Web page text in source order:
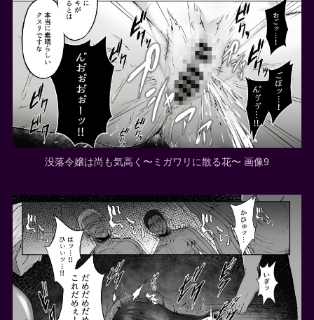
没落令嬢は尚も気高く〜ミガワリに散る花〜 画像9